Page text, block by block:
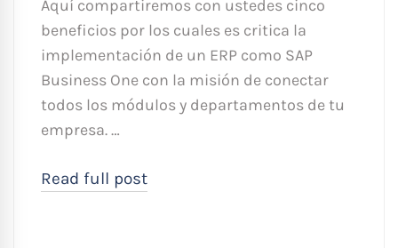
Aquí compartiremos con ustedes cinco
beneficios por los cuales es critica la
implementación de un ERP como SAP
Business One con la misión de conectar
todos los módulos y departamentos de tu
empresa. …
Read full post